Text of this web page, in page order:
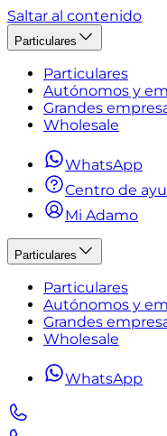
Saltar al contenido
Particulares
Particulares
Autónomos y
Grandes
Wholesale
WhatsApp
Centro de
Mi Adamo
Particulares
Particulares
Autónomos y
Grandes
Wholesale
WhatsApp